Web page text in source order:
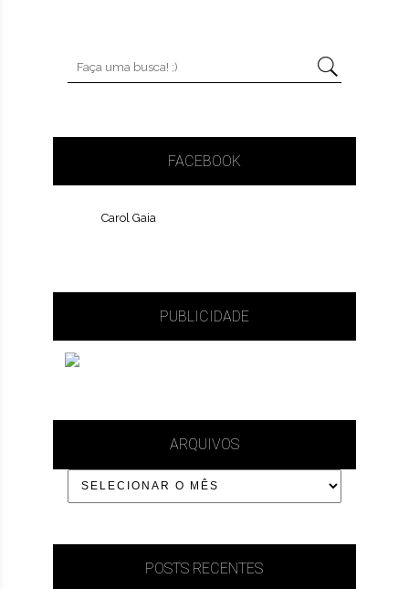
FACEBOOK
Carol Gaia
PUBLICIDADE
ARQUIVOS
POSTS RECENTES